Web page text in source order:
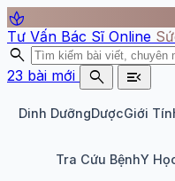
spa
Tư Vấn Bác Sĩ Online
search
23 bài mới search menu_open
Dinh DưỡngDượcGiới
Tra Cứu BệnhY